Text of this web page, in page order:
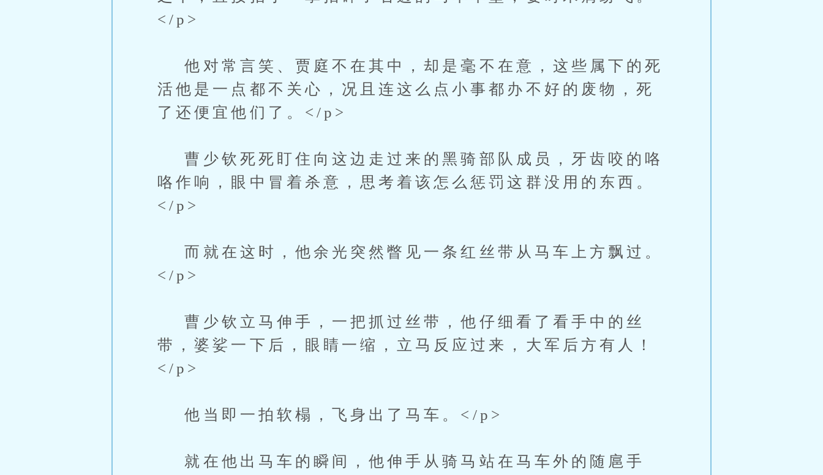
</p>
他对常言笑、贾庭不在其中，却是毫不在意，这些属下的死
活他是一点都不关心，况且连这么点小事都办不好的废物，死
了还便宜他们了。</p>
曹少钦死死盯住向这边走过来的黑骑部队成员，牙齿咬的咯
咯作响，眼中冒着杀意，思考着该怎么惩罚这群没用的东西。
</p>
而就在这时，他余光突然瞥见一条红丝带从马车上方飘过。
</p>
曹少钦立马伸手，一把抓过丝带，他仔细看了看手中的丝
带，婆娑一下后，眼睛一缩，立马反应过来，大军后方有人！
</p>
他当即一拍软榻，飞身出了马车。</p>
就在他出马车的瞬间，他伸手从骑马站在马车外的随扈手